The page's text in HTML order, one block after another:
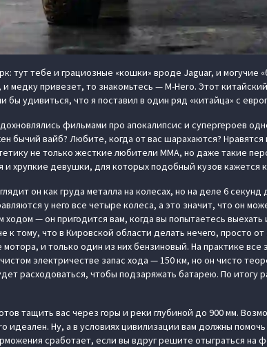
тут тебе и грациозные «кошки» вроде Jaguar, и
медку привезет, то знакомьтесь — M-Hero. Этот
бы удивиться, что я поставил в один ряд «китайца» с
фильмами про апокалипсис и супергероев
бычий вайб? Любите, когда от вас шарахаются?
не только жесткие любители ММА, но даже такие
и хрупкие девушки, для которых подобный кузов кажется
он как груда металла на колесах, но на деле 6
у него все четыре колеса, а это значит, что он
— он пригодится вам, когда вы попытаетесь
к тому, что в Кировской области делать нечего, просто
и только один из них бензиновый. На практике
электричестве запас хода — 150 км, но он чисто
расходоваться, чтобы подзаряжать батарею. По итогу
тащить вас через горы и реки глубиной до 900 мм.
идеален. Ну, а в условиях цивилизации вам должны
сработает, если вы вдруг решите отыграться на